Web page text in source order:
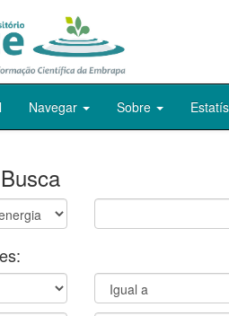
Navegar Sobre